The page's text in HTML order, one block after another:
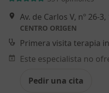
Av. de Carlos V, nº 26-
CENTRO ORIGEN
Primera visita terapia
Pedir una cita